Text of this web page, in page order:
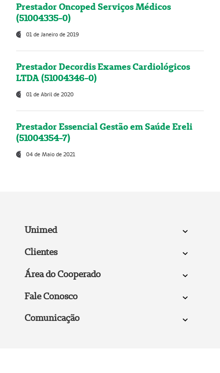
Prestador Oncoped Serviços Médicos
(51004335-0)
01 de Janeiro de 2019
Prestador Decordis Exames Cardiológicos
LTDA (51004346-0)
01 de Abril de 2020
Prestador Essencial Gestão em Saúde Ereli
(51004354-7)
04 de Maio de 2021
Unimed
Clientes
Área do Cooperado
Fale Conosco
Comunicação